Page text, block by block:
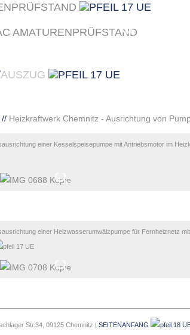
AUSZUG
// Heizkraftwerk Chemnitz - Ausrichtung von
einer Kesselspeisepumpe mit Antriebsmotor im
einer Heizwasserumwälzpumpe für Fernheiznetz
Str.34, 09125 Chemnitz | SEITENANFANG